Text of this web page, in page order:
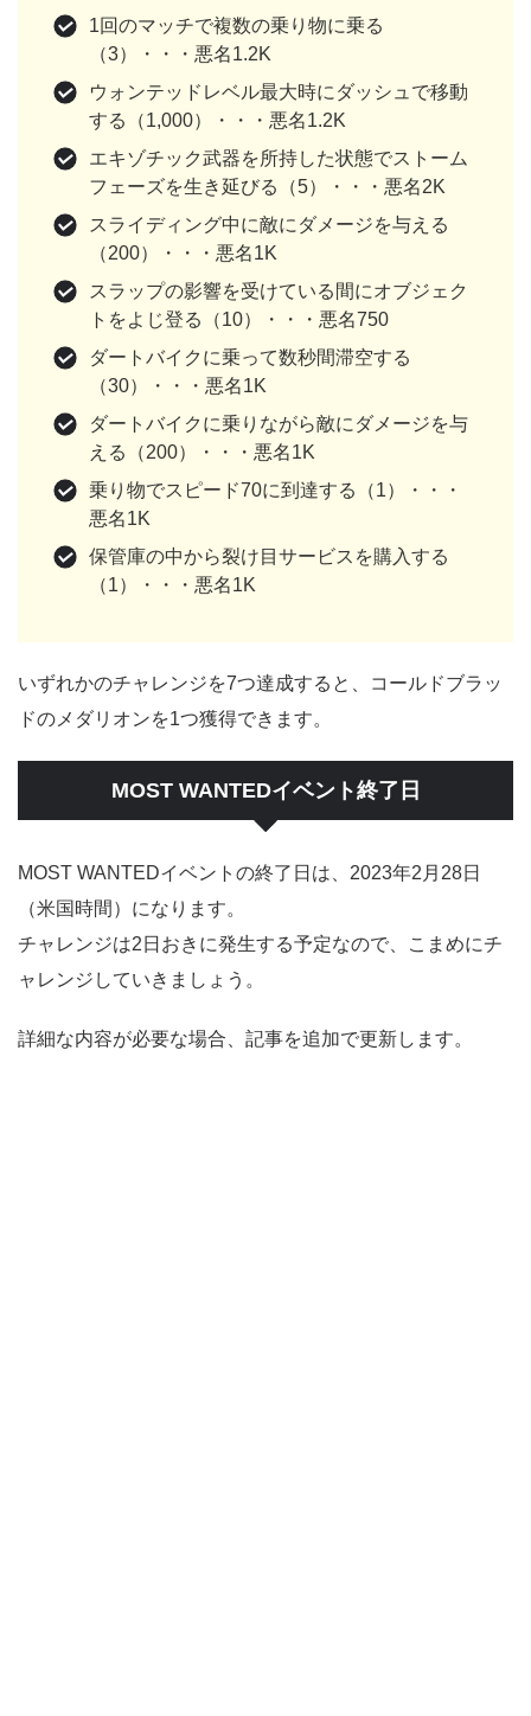
1回のマッチで複数の乗り物に乗る
（3）・・・悪名1.2K
ウォンテッドレベル最大時にダッシュで移動
する（1,000）・・・悪名1.2K
エキゾチック武器を所持した状態でストーム
フェーズを生き延びる（5）・・・悪名2K
スライディング中に敵にダメージを与える
（200）・・・悪名1K
スラップの影響を受けている間にオブジェク
トをよじ登る（10）・・・悪名750
ダートバイクに乗って数秒間滞空する
（30）・・・悪名1K
ダートバイクに乗りながら敵にダメージを与
える（200）・・・悪名1K
乗り物でスピード70に到達する（1）・・・
悪名1K
保管庫の中から裂け目サービスを購入する
（1）・・・悪名1K
いずれかのチャレンジを7つ達成すると、コールドブラッ
ドのメダリオンを1つ獲得できます。
MOST WANTEDイベント終了日
MOST WANTEDイベントの終了日は、2023年2月28日
（米国時間）になります。
チャレンジは2日おきに発生する予定なので、こまめにチ
ャレンジしていきましょう。
詳細な内容が必要な場合、記事を追加で更新します。